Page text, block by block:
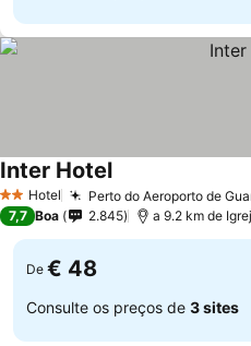
2 Estrelas
Hotel Perto do Aeroporto de
Inter Hotel
7,7 Boa 2.845 a 9.2 km de
De € 48
Consulte os preços de 3 sites